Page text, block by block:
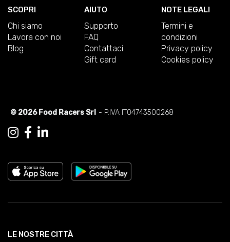
SCOPRI
Chi siamo
Lavora con noi
Blog
AIUTO
Supporto
FAQ
Contattaci
Gift card
NOTE LEGALI
Termini e
condizioni
Privacy policy
Cookies policy
© 2026 Food Racers Srl - P.IVA IT04743500268
LE NOSTRE CITTÀ